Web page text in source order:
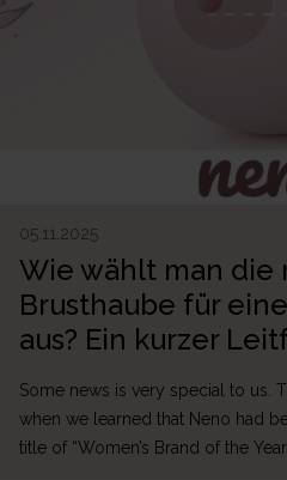
05.11.2025
Wie wählt man die
Brusthaube für
aus? Ein kurzer
Some news is very special to us.
when we learned that Neno had
title of “Women’s Brand of the